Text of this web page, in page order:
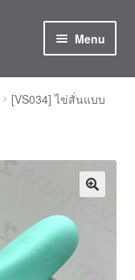
Menu
[VS034] ไข่สั่นแบบ